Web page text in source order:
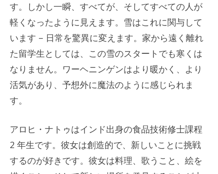
す。しかし一瞬、すべてが、そしてすべての人が
軽くなったように見えます。雪はこれに関与して
います – 日常を驚異に変えます。家から遠く離れ
た留学生としては、この雪のスタートでも寒くは
なりません。ワーヘニンゲンはより暖かく、より
活気があり、予想外に魔法のように感じられま
す。
アロヒ・ナトゥはインド出身の食品技術修士課程
2 年生です。彼女は創造的で、新しいことに挑戦
するのが好きです。彼女は料理、歌うこと、絵を